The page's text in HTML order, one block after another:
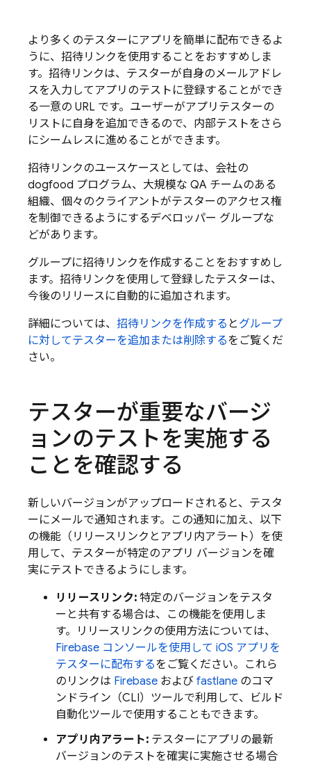
より多くのテスターにアプリを簡単に配布できるよ
うに、招待リンクを使用することをおすすめしま
す。 招待リンクは、テスターが自身のメールアドレ
スを入力してアプリのテストに登録することができ
る一意の URL です。ユーザーがアプリテスターの
リストに自身を追加できるので、内部テストをさら
にシームレスに進めることができます。
招待リンクのユースケースとしては、会社の
dogfood プログラム、大規模な QA チームのある
組織、個々のクライアントがテスターのアクセス権
を制御できるようにするデベロッパー グループな
どがあります。
グループに招待リンクを作成することをおすすめし
ます。招待リンクを使用して登録したテスターは、
今後のリリースに自動的に追加されます。
詳細については、 招待リンクを作成する と グループ
に対してテスターを追加または削除するをご覧くだ
さい。
テスターが重要なバージ
ョンのテストを実施する
ことを確認する
新しいバージョンがアップロードされると、テスタ
ーにメールで通知されます。この通知に加え、以下
の機能（リリースリンクとアプリ内アラート）を使
用して、テスターが特定のアプリ バージョンを確
実にテストできるようにします。
リリースリンク: 特定のバージョンをテスタ
ーと共有する場合は、この機能を使用しま
す。リリースリンクの使用方法については、
Firebase コンソールを使用して iOS アプリを
テスターに配布するをご覧ください。これら
のリンクは Firebase および fastlane のコマ
ンドライン（CLI）ツールで利用して、ビルド
自動化ツールで使用することもできます。
アプリ内アラート: テスターにアプリの最新
バージョンのテストを確実に実施させる場合